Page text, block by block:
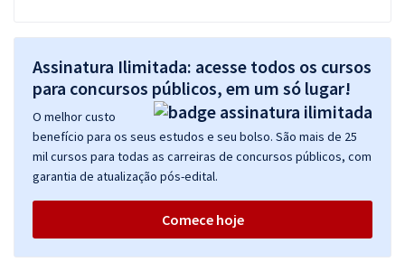
Assinatura Ilimitada: acesse todos os cursos
para concursos públicos, em um só lugar!
O melhor custo
benefício para os seus estudos e seu bolso. São mais de 25
mil cursos para todas as carreiras de concursos públicos, com
garantia de atualização pós-edital.
Comece hoje